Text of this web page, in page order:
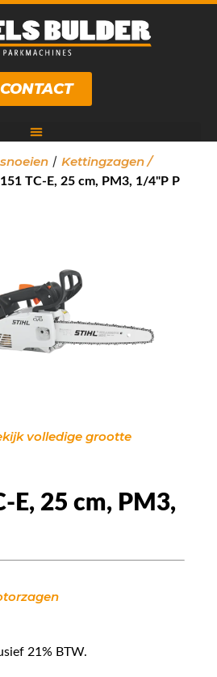
CONTACT
/ Kettingzagen /
TC-E, 25 cm, PM3, 1/4"P P
volledige grootte
E, 25 cm, PM3,
21% BTW.